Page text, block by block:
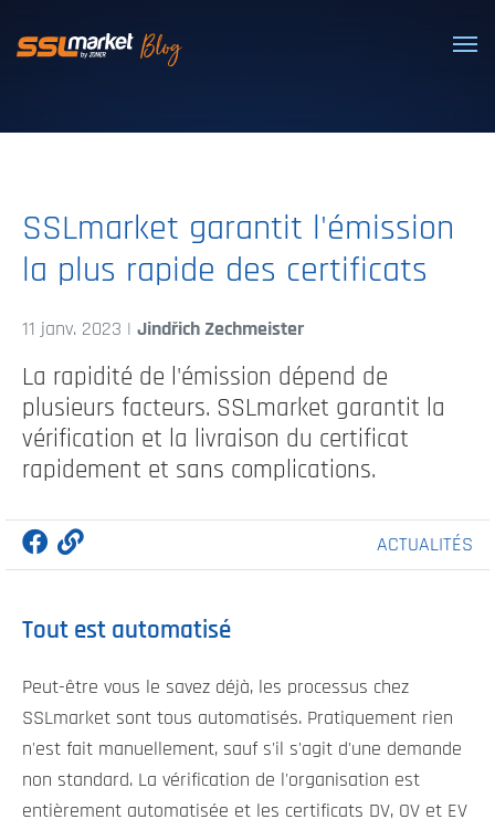
Certificats SSL/TLS de confiance
SSLmarket garantit l'émission
la plus rapide des certificats
11 janv. 2023 | Jindřich Zechmeister
La rapidité de l'émission dépend de
plusieurs facteurs. SSLmarket garantit la
vérification et la livraison du certificat
rapidement et sans complications.
ACTUALITÉS
Tout est automatisé
Peut-être vous le savez déjà, les processus chez
SSLmarket sont tous automatisés. Pratiquement rien
n'est fait manuellement, sauf s'il s'agit d'une demande
non standard. La vérification de l'organisation est
entièrement automatisée et les certificats DV, OV et EV